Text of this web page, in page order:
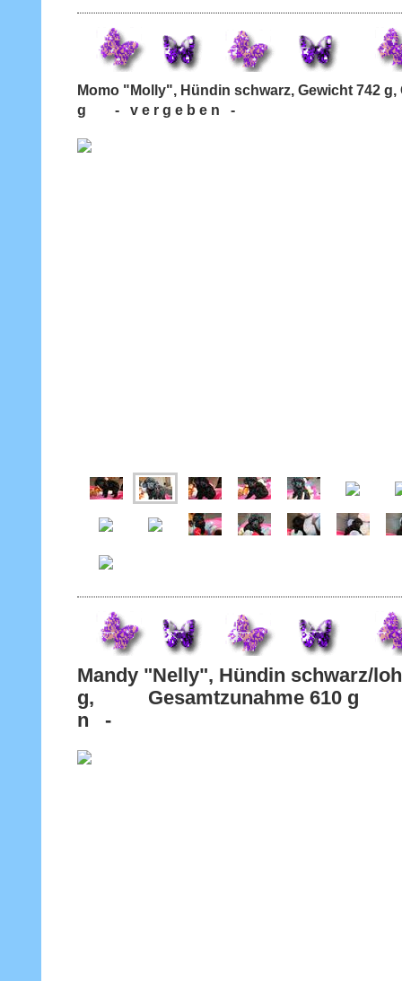
Momo "Molly", Hündin schwarz, Gewicht 742 g,
g - v e r g e b e n -
Mandy "Nelly", Hündin schwarz/
g, Gesamtzunahme 610 g -
n -